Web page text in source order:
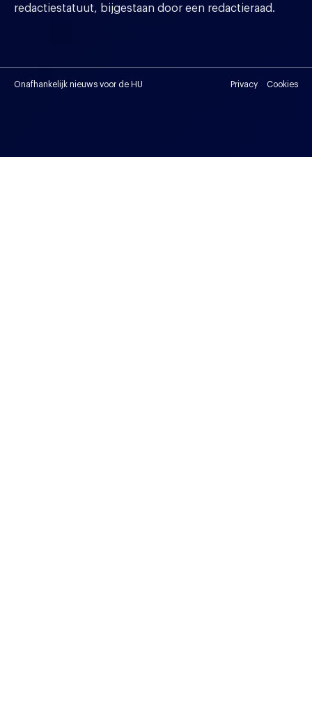
redactiestatuut, bijgestaan door een redactieraad.
Onafhankelijk nieuws voor de HU Privacy Cookies